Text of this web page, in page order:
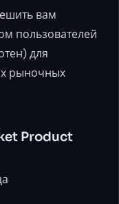
вам
пользователей
для
рыночных
Product